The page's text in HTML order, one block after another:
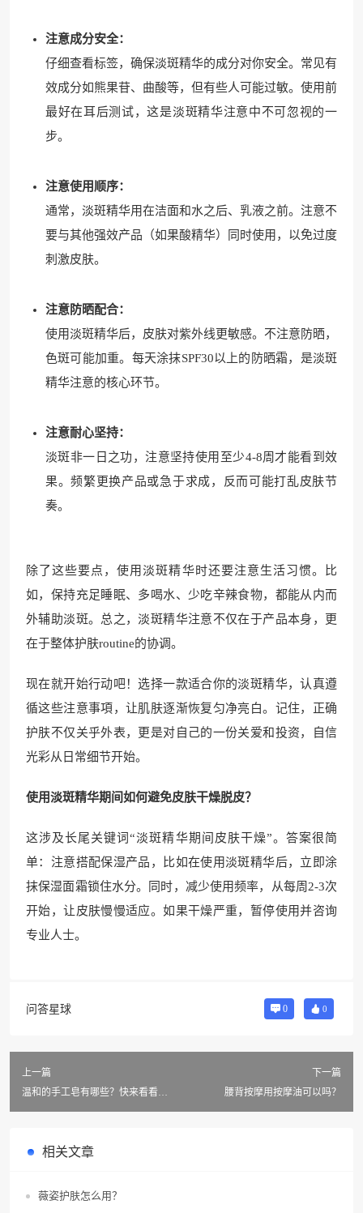
注意成分安全：
仔细查看标签，确保淡斑精华的成分对你安全。常见有
效成分如熊果苷、曲酸等，但有些人可能过敏。使用前
最好在耳后测试，这是淡斑精华注意中不可忽视的一
步。
注意使用顺序：
通常，淡斑精华用在洁面和水之后、乳液之前。注意不
要与其他强效产品（如果酸精华）同时使用，以免过度
刺激皮肤。
注意防晒配合：
使用淡斑精华后，皮肤对紫外线更敏感。不注意防晒，
色斑可能加重。每天涂抹SPF30以上的防晒霜，是淡斑
精华注意的核心环节。
注意耐心坚持：
淡斑非一日之功，注意坚持使用至少4-8周才能看到效
果。频繁更换产品或急于求成，反而可能打乱皮肤节
奏。
除了这些要点，使用淡斑精华时还要注意生活习惯。比
如，保持充足睡眠、多喝水、少吃辛辣食物，都能从内而
外辅助淡斑。总之，淡斑精华注意不仅在于产品本身，更
在于整体护肤routine的协调。
现在就开始行动吧！选择一款适合你的淡斑精华，认真遵
循这些注意事項，让肌肤逐渐恢复匀净亮白。记住，正确
护肤不仅关乎外表，更是对自己的一份关爱和投资，自信
光彩从日常细节开始。
使用淡斑精华期间如何避免皮肤干燥脱皮？
这涉及长尾关键词“淡斑精华期间皮肤干燥”。答案很简
单：注意搭配保湿产品，比如在使用淡斑精华后，立即涂
抹保湿面霜锁住水分。同时，减少使用频率，从每周2-3次
开始，让皮肤慢慢适应。如果干燥严重，暂停使用并咨询
专业人士。
问答星球 0 0
上一篇
温和的手工皂有哪些？快来看看这
下一篇
腰背按摩用按摩油可以吗？
相关文章
薇姿护肤怎么用？